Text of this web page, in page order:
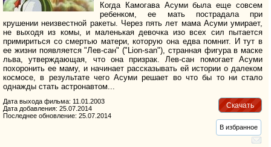
Когда Камогава Асуми была еще совсем
ребенком, ее мать пострадала при
крушении неизвестной ракеты. Через пять лет мама Асуми умирает,
не выходя из комы, и маленькая девочка изо всех сил пытается
примириться со смертью матери, которую она едва помнит. И тут в
ее жизни появляется "Лев-сан" ("Lion-san"), странная фигура в маске
льва, утверждающая, что она призрак. Лев-сан помогает Асуми
похоронить ее маму, и начинает рассказывать ей истории о далеком
космосе, в результате чего Асуми решает во что бы то ни стало
однажды стать астронавтом...
Скачать
Дата выхода фильма: 11.01.2003
Дата добавления: 25.07.2014
Последнее обновление: 25.07.2014
В избранное